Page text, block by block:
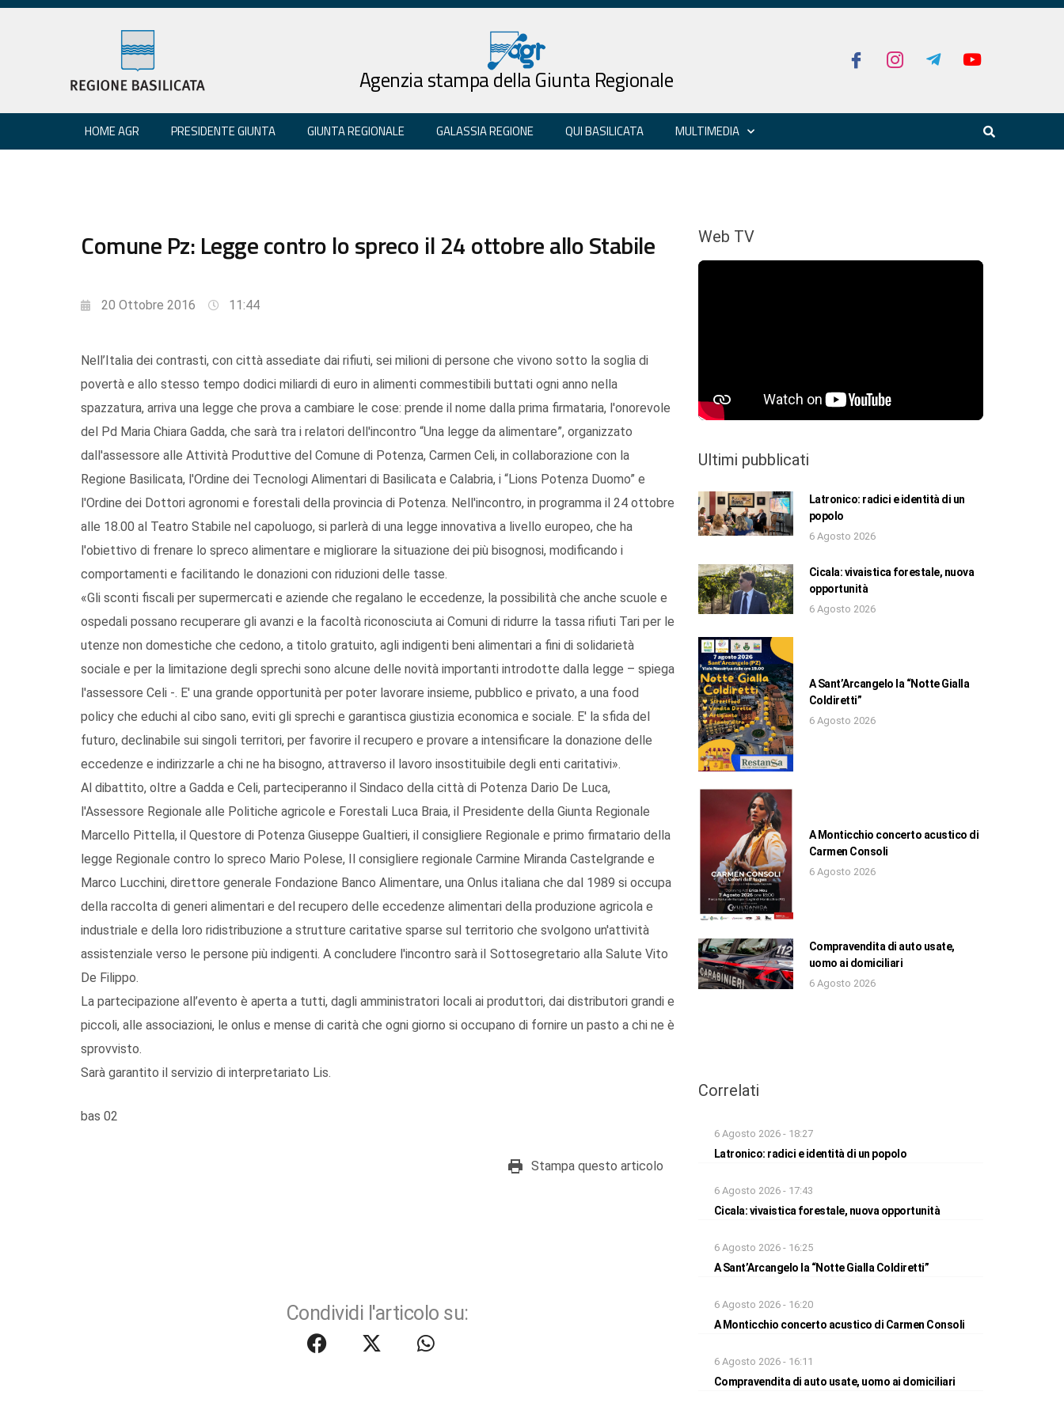
Agenzia stampa della Giunta Regionale
HOME AGR PRESIDENTE GIUNTA GIUNTA REGIONALE GALASSIA REGIONE QUI BASILICATA MULTIMEDIA
Comune Pz: Legge contro lo spreco il 24 ottobre allo Stabile
20 Ottobre 2016 11:44
Nell’Italia dei contrasti, con città assediate dai rifiuti, sei milioni di persone che vivono sotto la soglia di
povertà e allo stesso tempo dodici miliardi di euro in alimenti commestibili buttati ogni anno nella
spazzatura, arriva una legge che prova a cambiare le cose: prende il nome dalla prima firmataria, l'onorevole
del Pd Maria Chiara Gadda, che sarà tra i relatori dell'incontro “Una legge da alimentare”, organizzato
dall'assessore alle Attività Produttive del Comune di Potenza, Carmen Celi, in collaborazione con la
Regione Basilicata, l'Ordine dei Tecnologi Alimentari di Basilicata e Calabria, i “Lions Potenza Duomo” e
l'Ordine dei Dottori agronomi e forestali della provincia di Potenza. Nell'incontro, in programma il 24 ottobre
alle 18.00 al Teatro Stabile nel capoluogo, si parlerà di una legge innovativa a livello europeo, che ha
l'obiettivo di frenare lo spreco alimentare e migliorare la situazione dei più bisognosi, modificando i
comportamenti e facilitando le donazioni con riduzioni delle tasse.
«Gli sconti fiscali per supermercati e aziende che regalano le eccedenze, la possibilità che anche scuole e
ospedali possano recuperare gli avanzi e la facoltà riconosciuta ai Comuni di ridurre la tassa rifiuti Tari per le
utenze non domestiche che cedono, a titolo gratuito, agli indigenti beni alimentari a fini di solidarietà
sociale e per la limitazione degli sprechi sono alcune delle novità importanti introdotte dalla legge – spiega
l'assessore Celi -. E' una grande opportunità per poter lavorare insieme, pubblico e privato, a una food
policy che educhi al cibo sano, eviti gli sprechi e garantisca giustizia economica e sociale. E' la sfida del
futuro, declinabile sui singoli territori, per favorire il recupero e provare a intensificare la donazione delle
eccedenze e indirizzarle a chi ne ha bisogno, attraverso il lavoro insostituibile degli enti caritativi».
Al dibattito, oltre a Gadda e Celi, parteciperanno il Sindaco della città di Potenza Dario De Luca,
l'Assessore Regionale alle Politiche agricole e Forestali Luca Braia, il Presidente della Giunta Regionale
Marcello Pittella, il Questore di Potenza Giuseppe Gualtieri, il consigliere Regionale e primo firmatario della
legge Regionale contro lo spreco Mario Polese, Il consigliere regionale Carmine Miranda Castelgrande e
Marco Lucchini, direttore generale Fondazione Banco Alimentare, una Onlus italiana che dal 1989 si occupa
della raccolta di generi alimentari e del recupero delle eccedenze alimentari della produzione agricola e
industriale e della loro ridistribuzione a strutture caritative sparse sul territorio che svolgono un'attività
assistenziale verso le persone più indigenti. A concludere l'incontro sarà iI Sottosegretario alla Salute Vito
De Filippo.
La partecipazione all’evento è aperta a tutti, dagli amministratori locali ai produttori, dai distributori grandi e
piccoli, alle associazioni, le onlus e mense di carità che ogni giorno si occupano di fornire un pasto a chi ne è
sprovvisto.
Sarà garantito il servizio di interpretariato Lis.
bas 02
Stampa questo articolo
Condividi l'articolo su:
Web TV
Ultimi pubblicati
Latronico: radici e identità di un
popolo
6 Agosto 2026
Cicala: vivaistica forestale, nuova
opportunità
6 Agosto 2026
A Sant’Arcangelo la “Notte Gialla
Coldiretti”
6 Agosto 2026
A Monticchio concerto acustico di
Carmen Consoli
6 Agosto 2026
Compravendita di auto usate,
uomo ai domiciliari
6 Agosto 2026
Correlati
6 Agosto 2026 - 18:27
Latronico: radici e identità di un popolo
6 Agosto 2026 - 17:43
Cicala: vivaistica forestale, nuova opportunità
6 Agosto 2026 - 16:25
A Sant’Arcangelo la “Notte Gialla Coldiretti”
6 Agosto 2026 - 16:20
A Monticchio concerto acustico di Carmen Consoli
6 Agosto 2026 - 16:11
Compravendita di auto usate, uomo ai domiciliari